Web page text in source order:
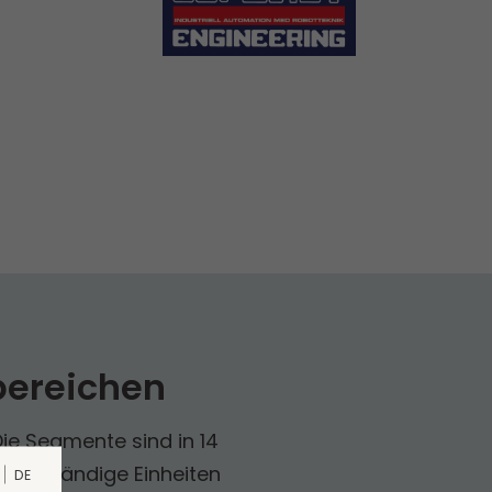
Segmente sind in 14
Einheiten
DE